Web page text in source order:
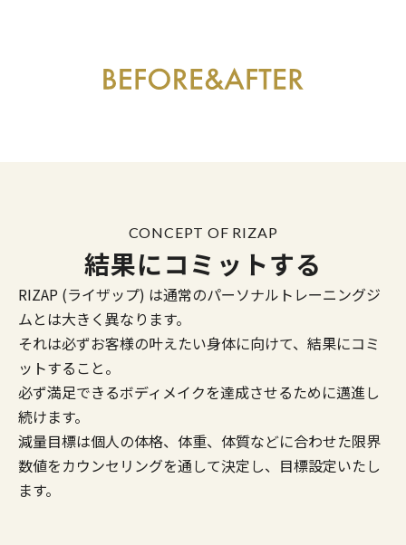
CONCEPT OF RIZAP
結果にコミットする
RIZAP (ライザップ) は通常のパーソナルトレーニングジ
ムとは大きく異なります。
それは必ずお客様の叶えたい身体に向けて、結果にコミ
ットすること。
必ず満足できるボディメイクを達成させるために邁進し
続けます。
減量目標は個人の体格、体重、体質などに合わせた限界
数値をカウンセリングを通して決定し、目標設定いたし
ます。